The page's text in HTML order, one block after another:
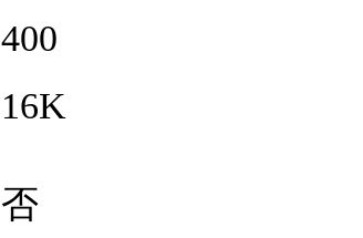
400
16K
否